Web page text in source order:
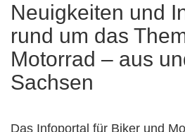
Neuigkeiten und
rund um das
Motorrad – aus
Sachsen
Das Infoportal für Biker und